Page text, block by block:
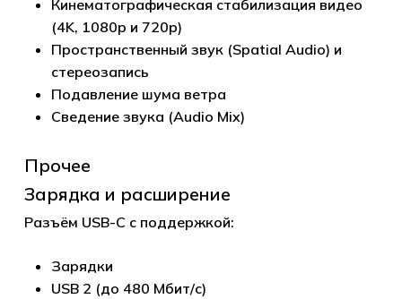
Кинематографическая стабилизация видео
(4K, 1080p и 720p)
Пространственный звук (Spatial Audio) и
стереозапись
Подавление шума ветра
Сведение звука (Audio Mix)
Прочее
Зарядка и расширение
Разъём USB-C с поддержкой:
Зарядки
USB 2 (до 480 Мбит/с)